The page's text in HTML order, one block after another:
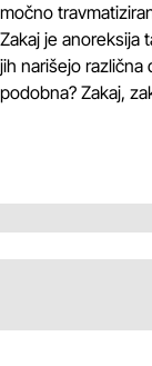
močno
Zakaj je anoreksija
jih narišejo
podobna? Zakaj,